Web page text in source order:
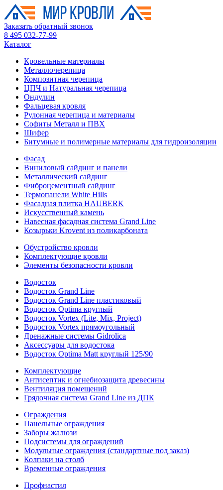
Заказать обратный звонок
8 495 032-77-99
Каталог
Кровельные материалы
Металлочерепица
Композитная черепица
ЦПЧ и Натуральная черепица
Ондулин
Фальцевая кровля
Рулонная черепица и материалы
Софиты Металл и ПВХ
Шифер
Битумные и полимерные материалы для гидроизоляции
Фасад
Виниловый сайдинг и панели
Металлический сайдинг
Фиброцементный сайдинг
Термопанели White Hills
Фасадная плитка HAUBERK
Искусственный камень
Навесная фасадная система Grand Line
Козырьки Krovent из поликарбоната
Обустройство кровли
Комплектующие кровли
Элементы безопасности кровли
Водосток
Водосток Grand Line
Водосток Grand Line пластиковый
Водосток Optima круглый
Водосток Vortex (Lite, Mix, Project)
Водосток Vortex прямоугольный
Дренажные системы Gidrolica
Аксессуары для водостока
Водосток Optima Matt круглый 125/90
Комплектующие
Антисептик и огнебиозащита древесины
Вентиляция помещений
Грядочная система Grand Line из ДПК
Ограждения
Панельные ограждения
Заборы жалюзи
Подсистемы для ограждений
Модульные ограждения (стандартные под заказ)
Колпаки на столб
Временные ограждения
Профнастил